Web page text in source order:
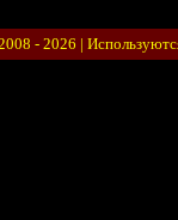
- 2026 |